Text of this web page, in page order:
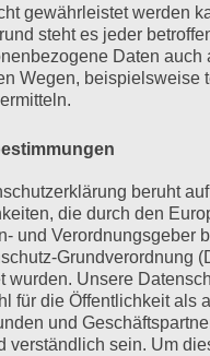
2022
2021
2021
gewährleistet werden
steht es jeder
Daten auch
Wegen, beispielsweise
beruht
die durch den
und Verordnungsgeber
Grundverordnung
wurden. Unsere
für die Öffentlichkeit als
und
verständlich sein. Um